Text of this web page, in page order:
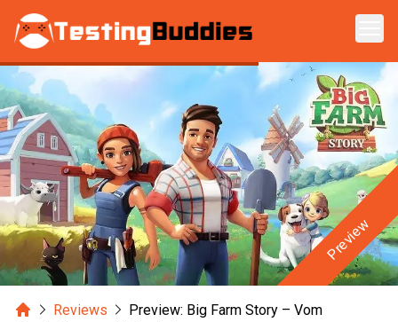
Zum Hauptinhalt springen
Preview
HomeReviews
Preview: Big Farm Story – Vom